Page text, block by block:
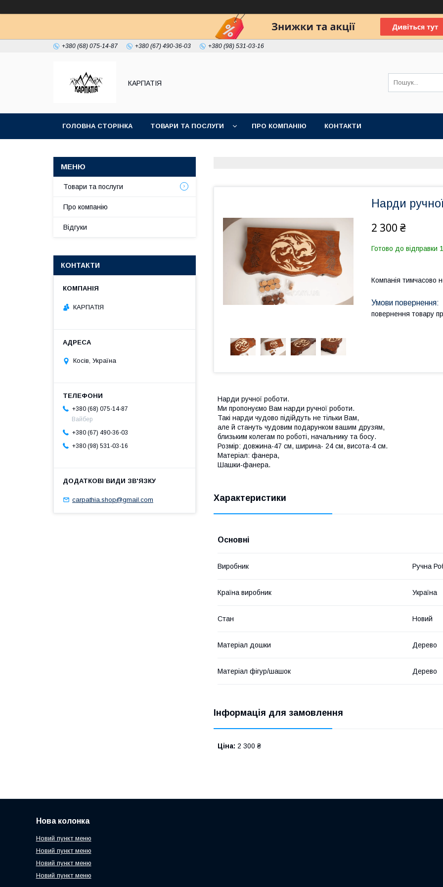
+380 (68) 075-14-87 +380 (67) 490-36-03 +380 (98) 531-03-16
КАРПАТІЯ
ГОЛОВНА СТОРІНКА ТОВАРИ ТА ПОСЛУГИ ПРО КОМПАНІЮ КОНТАКТИ
Нарди
2 300 ₴
Готово до відправки
Компанія тимчасово
повернення товару
Нарди ручної роботи.
Ми пропонуємо Вам нарди ручної роботи.
Такі нарди чудово підійдуть не тільки Вам,
але й стануть чудовим подарунком вашим друзям,
близьким колегам по роботі, начальнику та босу.
Розмір: довжина-47 см, ширина- 24 см, висота-4 см.
Матеріал: фанера,
Шашки-фанера.
Характеристики
Основні
Виробник Ручна
Країна виробник Україна
Стан Новий
Матеріал дошки Дерево
Матеріал фігур/шашок Дерево
Інформація для замовлення
Ціна: 2 300 ₴
Товари та послуги
Про компанію
Відгуки
КОНТАКТИ
КАРПАТІЯ
Косів, Україна
+380 (68) 075-14-87
Вайбер
+380 (67) 490-36-03
+380 (98) 531-03-16
carpathia.shop@gmail.com
Нова колонка
Новий пункт меню
Новий пункт меню
Новий пункт меню
Новий пункт меню